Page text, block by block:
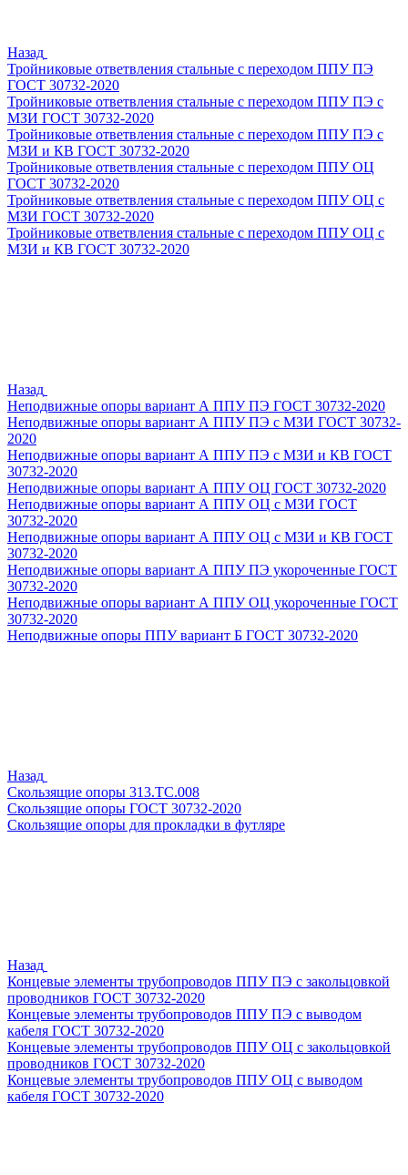
Назад
Тройниковые ответвления стальные с переходом ППУ ПЭ
ГОСТ 30732-2020
Тройниковые ответвления стальные с переходом ППУ ПЭ с
МЗИ ГОСТ 30732-2020
Тройниковые ответвления стальные с переходом ППУ ПЭ с
МЗИ и КВ ГОСТ 30732-2020
Тройниковые ответвления стальные с переходом ППУ ОЦ
ГОСТ 30732-2020
Тройниковые ответвления стальные с переходом ППУ ОЦ с
МЗИ ГОСТ 30732-2020
Тройниковые ответвления стальные с переходом ППУ ОЦ с
МЗИ и КВ ГОСТ 30732-2020
Назад
Неподвижные опоры вариант А ППУ ПЭ ГОСТ 30732-2020
Неподвижные опоры вариант А ППУ ПЭ с МЗИ ГОСТ 30732-
2020
Неподвижные опоры вариант А ППУ ПЭ с МЗИ и КВ ГОСТ
30732-2020
Неподвижные опоры вариант А ППУ ОЦ ГОСТ 30732-2020
Неподвижные опоры вариант А ППУ ОЦ с МЗИ ГОСТ
30732-2020
Неподвижные опоры вариант А ППУ ОЦ с МЗИ и КВ ГОСТ
30732-2020
Неподвижные опоры вариант А ППУ ПЭ укороченные ГОСТ
30732-2020
Неподвижные опоры вариант А ППУ ОЦ укороченные ГОСТ
30732-2020
Неподвижные опоры ППУ вариант Б ГОСТ 30732-2020
Назад
Скользящие опоры 313.ТС.008
Скользящие опоры ГОСТ 30732-2020
Скользящие опоры для прокладки в футляре
Назад
Концевые элементы трубопроводов ППУ ПЭ с закольцовкой
проводников ГОСТ 30732-2020
Концевые элементы трубопроводов ППУ ПЭ с выводом
кабеля ГОСТ 30732-2020
Концевые элементы трубопроводов ППУ ОЦ с закольцовкой
проводников ГОСТ 30732-2020
Концевые элементы трубопроводов ППУ ОЦ с выводом
кабеля ГОСТ 30732-2020